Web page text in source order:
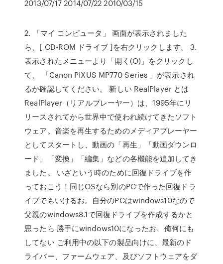
2013/07/17 2014/07/22 2010/03/15
2. 「マイ コンピュータ」 画面が表示されました
ら、[ CD-ROM ドライブ ]を右クリックします。 3.
表示されたメニューより「開く(O)」をクリックし
て、 「Canon PIXUS MP770 Series 」が表示され
るか確認してください。 新しい RealPlayer とは
RealPlayer（リアルプレーヤー）は、1995年にリ
リースされてから世界中で使われ続けてきたソフト
ウェア。音楽を再生するためのメディアプレーヤー
としてスタートし、動画の「再生」「動画ダウンロ
ード」「変換」「編集」などの各機能を追加してき
ました。 いざという時のために回復ドライブを作
っておこう！同じOSなら別のPCで作った回復ドラ
イブでもいけるお。自分のPCはwindows10なので
父親のwindows8.1で回復ドライブを作成するかと
思ったら 勝手にwindows10になったお、俺何にも
してない ご利用中の以下の製品向けに、最新のド
ライバー、ファームウェア、及びソフトウェアをダ